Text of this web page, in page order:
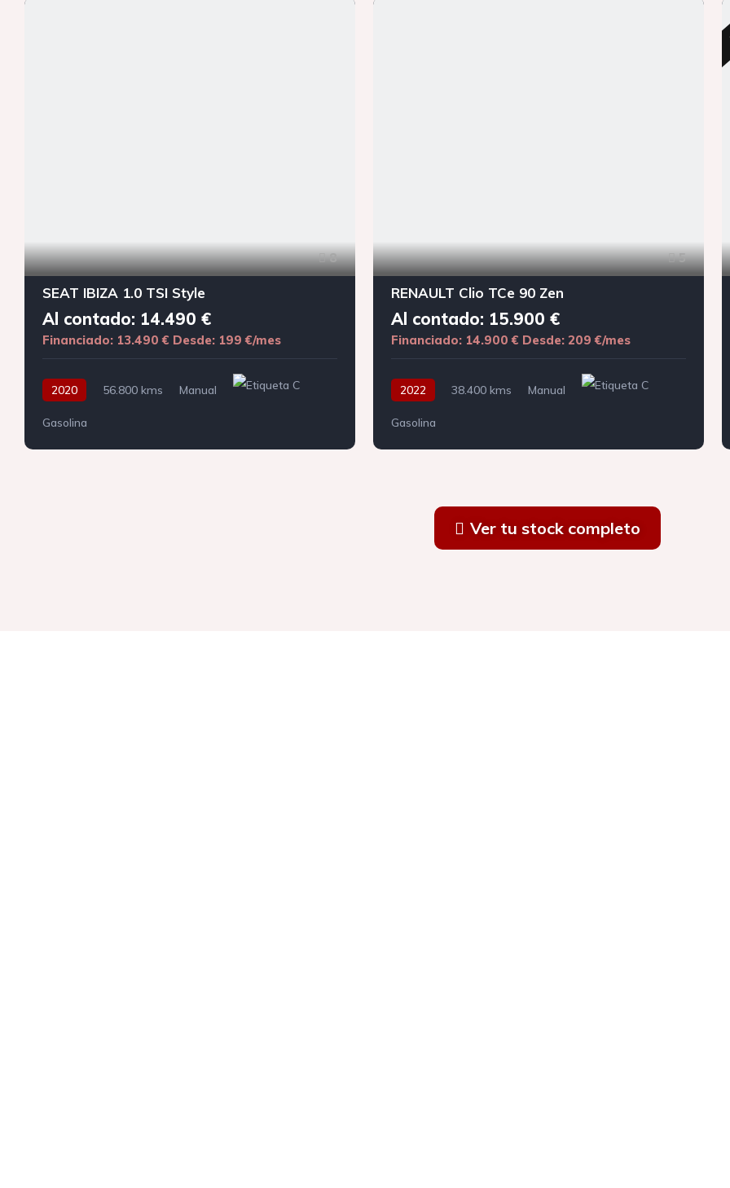
8
SEAT IBIZA 1.0 TSI Style
Al contado: 14.490 €
Financiado: 13.490 € Desde: 199 €/mes
2020 56.800 kms Manual
Gasolina
5
RENAULT Clio TCe 90 Zen
Al contado: 15.900 €
Financiado: 14.900 € Desde: 209 €/mes
2022 38.400 kms Manual
Gasolina
Ver tu stock completo